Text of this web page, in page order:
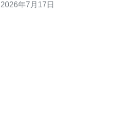
ab、wrk等工具采集网络带宽、磁盘I/O
2026年7月17日